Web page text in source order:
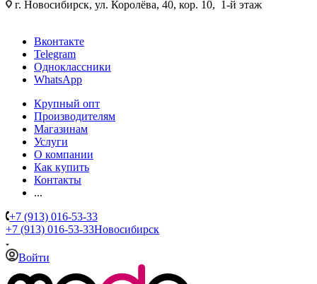
г. Новосибирск, ул. Королёва, 40, кор. 10, 1-й этаж
Вконтакте
Telegram
Одноклассники
WhatsApp
Крупный опт
Производителям
Магазинам
Услуги
О компании
Как купить
Контакты
...
+7 (913) 016-53-33
+7 (913) 016-53-33Новосибирск
Войти